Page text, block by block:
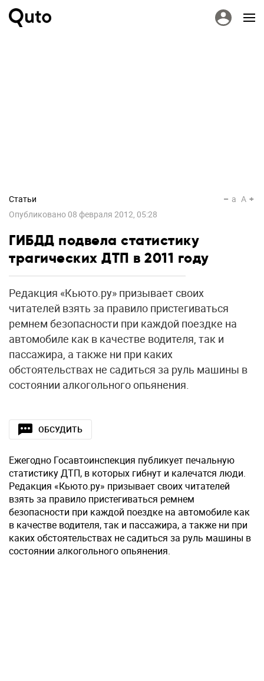
Статьи
Опубликовано 08 февраля 2012, 05:28
a A
ГИБДД подвела статистику
трагических ДТП в 2011 году
Редакция «Кьюто.ру» призывает своих
читателей взять за правило пристегиваться
ремнем безопасности при каждой поездке на
автомобиле как в качестве водителя, так и
пассажира, а также ни при каких
обстоятельствах не садиться за руль машины в
состоянии алкогольного опьянения.
ОБСУДИТЬ
Ежегодно Госавтоинспекция публикует печальную
статистику ДТП, в которых гибнут и калечатся люди.
Редакция «Кьюто.ру» призывает своих читателей
взять за правило пристегиваться ремнем
безопасности при каждой поездке на автомобиле как
в качестве водителя, так и пассажира, а также ни при
каких обстоятельствах не садиться за руль машины в
состоянии алкогольного опьянения.